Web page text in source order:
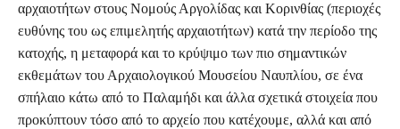
αρχαιοτήτων στους Νομούς Αργολίδας και Κορινθίας (περιοχές
ευθύνης του ως επιμελητής αρχαιοτήτων) κατά την περίοδο της
κατοχής, η μεταφορά και το κρύψιμο των πιο σημαντικών
εκθεμάτων του Αρχαιολογικού Μουσείου Ναυπλίου, σε ένα
σπήλαιο κάτω από το Παλαμήδι και άλλα σχετικά στοιχεία που
προκύπτουν τόσο από το αρχείο που κατέχουμε, αλλά και από